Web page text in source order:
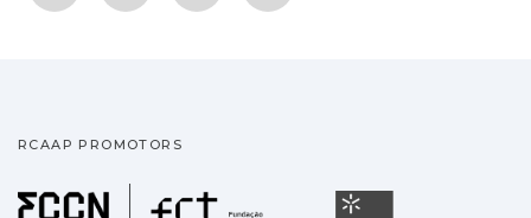
RCAAP PROMOTORS
Fundação para a